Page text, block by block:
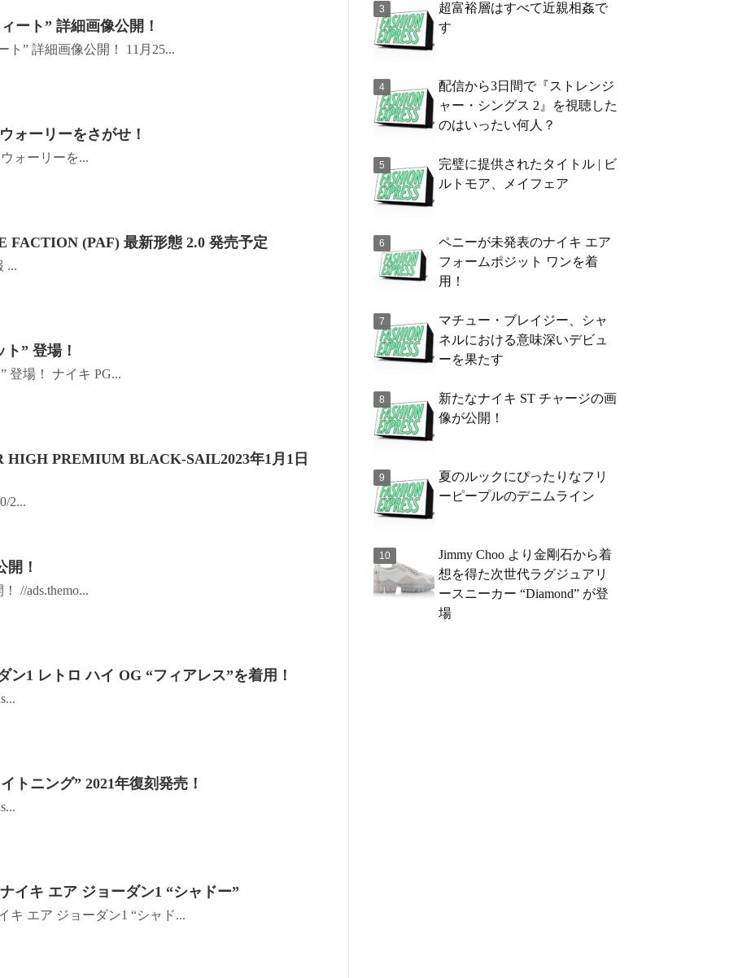
ート” 詳細画像公開！
ト” 詳細画像公開！ 11月25...
ォーリーをさがせ！
ウォーリーを...
FACTION (PAF) 最新形態 2.0 発売予定
...
” 登場！
登場！ ナイキ PG...
PREMIUM BLACK-SAIL2023年1月1日
2...
開！
//ads.themo...
ン1 レトロ ハイ OG “フィアレス”を着用！
トニング” 2021年復刻発売！
イキ エア ジョーダン1 “シャドー”
キ エア ジョーダン1 “シャド...
超富裕層はすべて近親相姦で
す
配信から3日間で『ストレンジ
ャー・シングス 2』を視聴した
のはいったい何人？
完璧に提供されたタイトル | ビ
ルトモア、メイフェア
ペニーが未発表のナイキ エア
フォームポジット ワンを着
用！
マチュー・ブレイジー、シャ
ネルにおける意味深いデビュ
ーを果たす
新たなナイキ ST チャージの画
像が公開！
夏のルックにぴったりなフリ
ーピープルのデニムライン
Jimmy Choo より金剛石から着
想を得た次世代ラグジュアリ
ースニーカー “Diamond” が登
場